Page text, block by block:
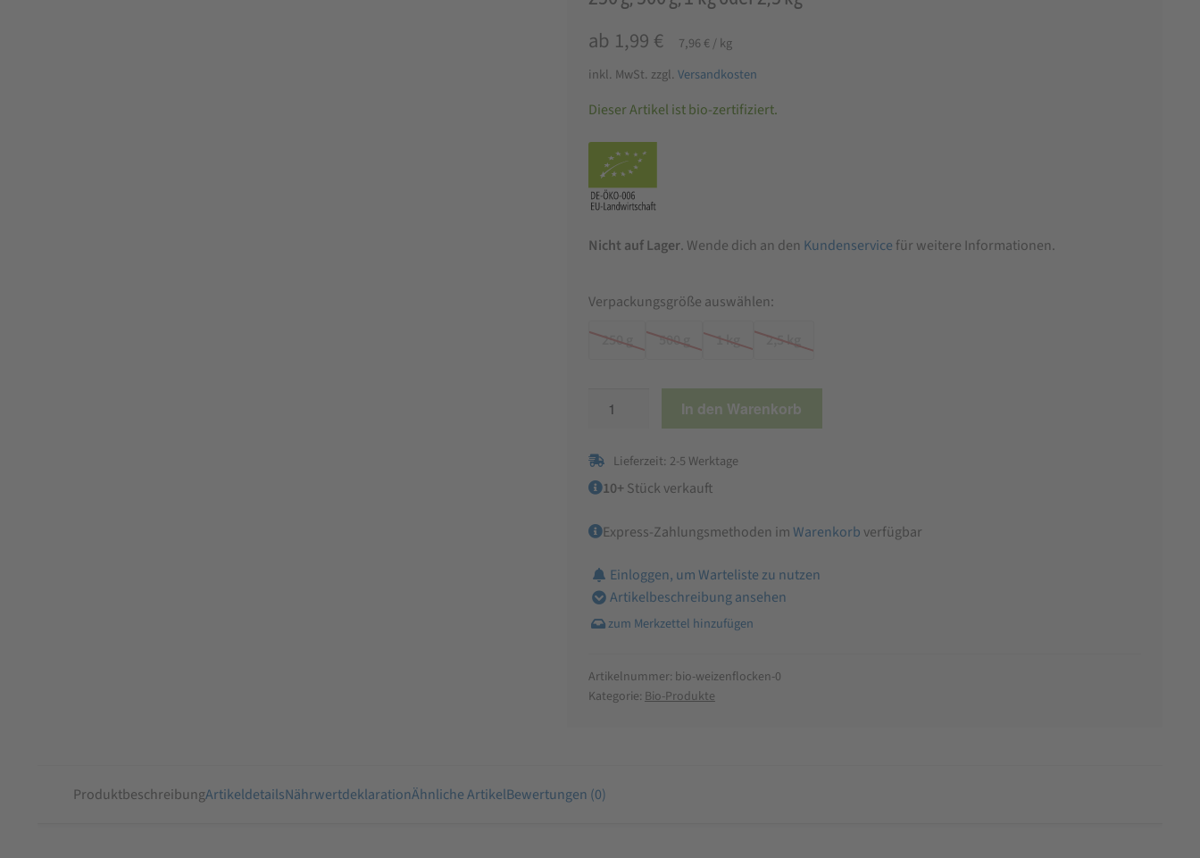
ab 1,99 € 7,96 € /kg
inkl. MwSt. zzgl. Versandkosten
Dieser Artikel ist bio-zertifiziert.
Nicht auf Lager. Wende dich an den Kundenservice für weitere Informationen.
Verpackungsgröße auswählen:
250 g
500 g 1 kg 2,5 kg
Weizenflocken
In den Warenkorb
Lieferzeit: 2-5 Werktage
10+Stück verkauft
Express-Zahlungsmethoden imWarenkorb verfügbar
Einloggen, um Warteliste zu nutzen
Artikelbeschreibung ansehen
Artikelnummer: bio-weizenflocken-0
Kategorie: Bio-Produkte
ProduktbeschreibungArtikeldetailsNährwertdeklarationÄhnliche ArtikelBewertungen (0)